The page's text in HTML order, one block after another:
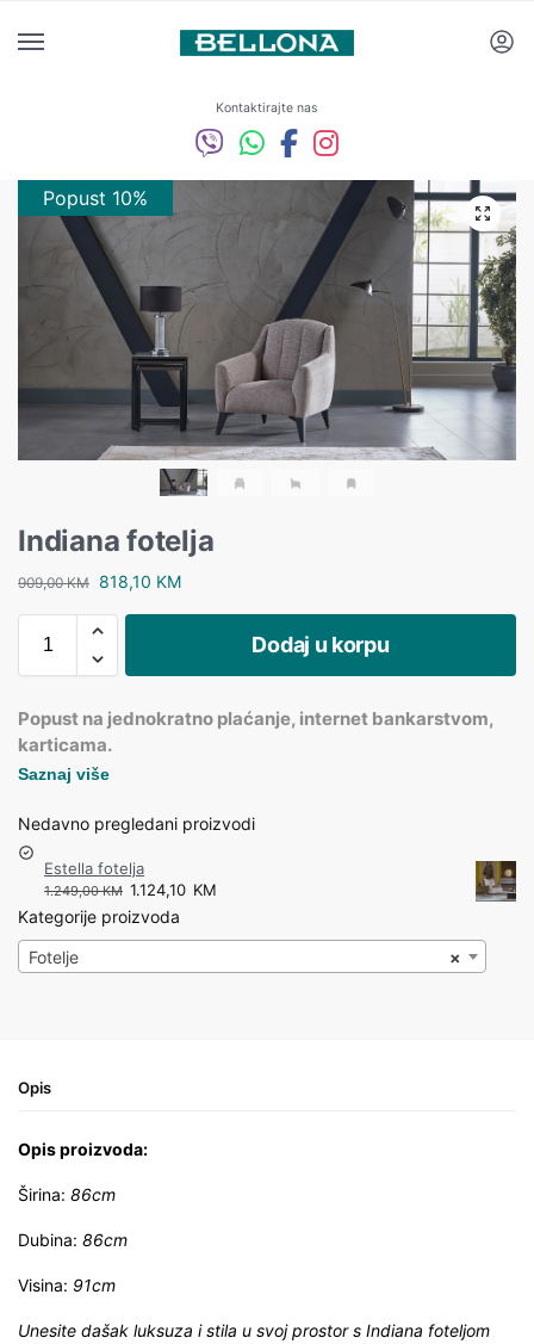
Kontaktirajte nas
Popust 10%
Popust 10%
Indiana fotelja
909,00KM 818,10 KM
Dodaj u korpu
Popust na jednokratno plaćanje, internet bankarstvom,
karticama.
Saznaj više
Nedavno pregledani proizvodi
Estella fotelja
1.249,00KM 1.124,10 KM
Kategorije proizvoda
×
Fotelje
Opis
Opis proizvoda:
Širina: 86cm
Dubina: 86cm
Visina: 91cm
Unesite dašak luksuza i stila u svoj prostor s Indiana foteljom